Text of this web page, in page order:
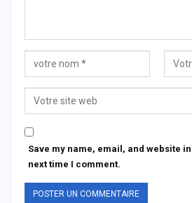
Save my name, email, and website
next time I comment.